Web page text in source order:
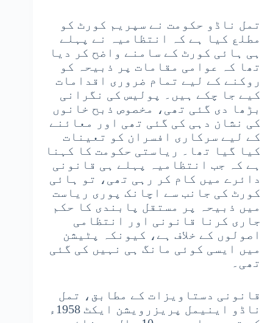
تمل ناڈو حکومت نے سپریم کورٹ کو
مطلع کیا ہے کہ انتظامیہ نے پہلے
ہی ہائی کورٹ کے سامنے واضح کر دیا
تھا کہ عوامی مقامات پر ذبیحہ کو
روکنے کے لیے تمام ضروری اقدامات
کیے جا چکے ہیں۔ پولیس کی نگرانی
بڑھا دی گئی تھی، مخصوص ذبح خانوں
کی نشان دہی کی گئی تھی اور معائنے
کے لیے سرکاری افسران کو تعینات
کیا گیا تھا۔ ریاستی حکومت کا کہنا
ہے کہ جب انتظامیہ پہلے ہی قانونی
دائرے میں کام کر رہی تھی، تو ہائی
کورٹ کی جانب سے اچانک پوری ریاست
میں ذبیحہ پر مستقل پابندی کا حکم
جاری کرنا قانونی اور انتظامی
اصولوں کے خلاف ہے، کیونکہ پٹیشن
میں ایسی کوئی مانگ ہی نہیں کی گئی
تھی۔
قانونی دستاویزات کے مطابق، تمل
ناڈو اینیمل پریزرویشن ایکٹ 1958ء